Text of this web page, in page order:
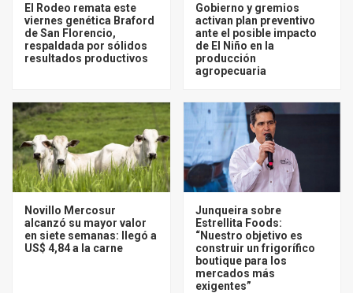
El Rodeo remata este
viernes genética Braford
de San Florencio,
respaldada por sólidos
resultados productivos
Gobierno y gremios
activan plan preventivo
ante el posible impacto
de El Niño en la
producción
agropecuaria
Novillo Mercosur
alcanzó su mayor valor
en siete semanas: llegó a
US$ 4,84 a la carne
Junqueira sobre
Estrellita Foods:
“Nuestro objetivo es
construir un frigorífico
boutique para los
mercados más
exigentes”